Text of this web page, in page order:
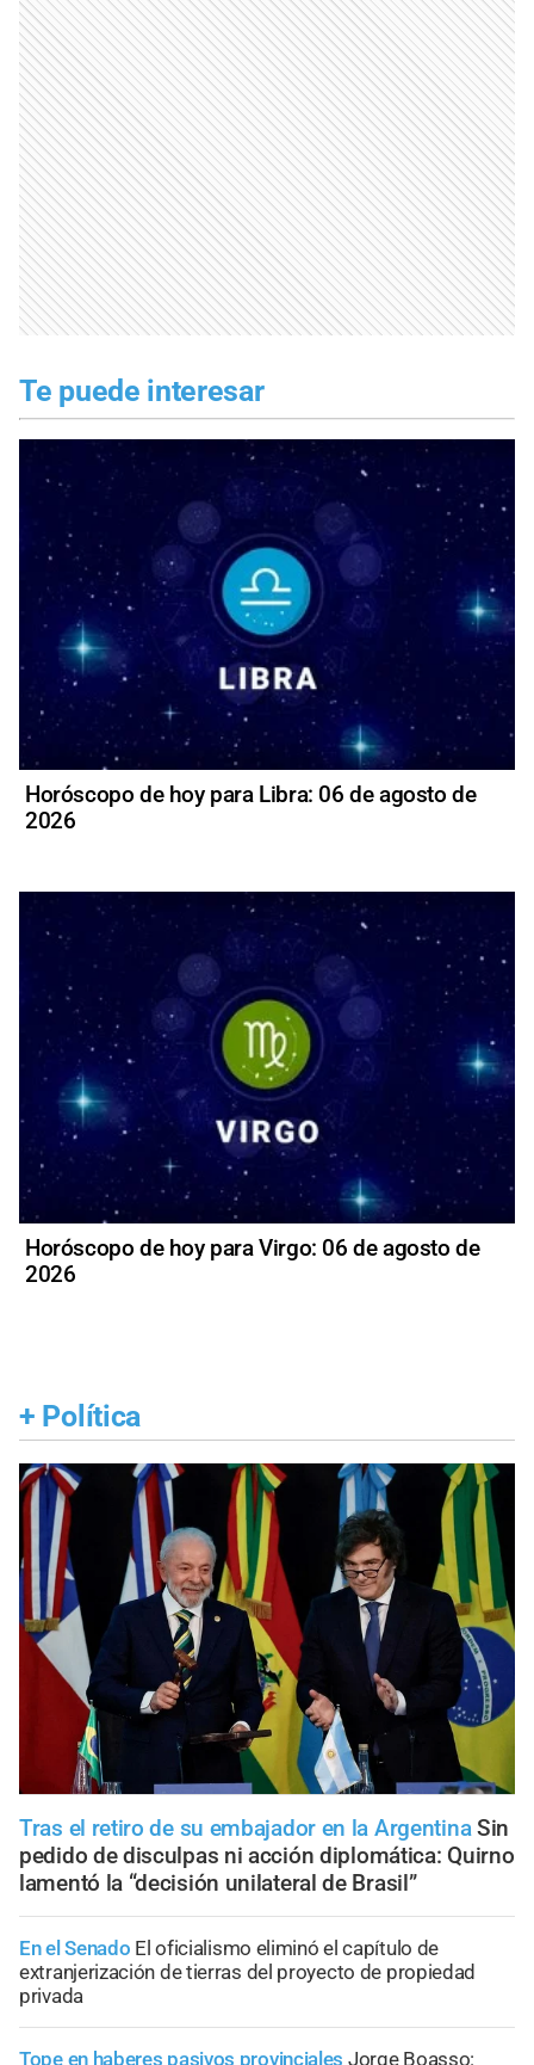
Te puede interesar
Horóscopo de hoy para Libra: 06 de agosto de
2026
Horóscopo de hoy para Virgo: 06 de agosto de
2026
+ Política
Tras el retiro de su embajador en la Argentina Sin
pedido de disculpas ni acción diplomática: Quirno
lamentó la “decisión unilateral de Brasil”
En el Senado El oficialismo eliminó el capítulo de
extranjerización de tierras del proyecto de propiedad
privada
Tope en haberes pasivos provinciales Jorge Boasso: